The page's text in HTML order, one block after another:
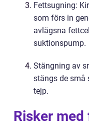
Fettsugning:
som förs in
avlägsna
suktionspump.
Stängning av
stängs de små
tejp.
Risker